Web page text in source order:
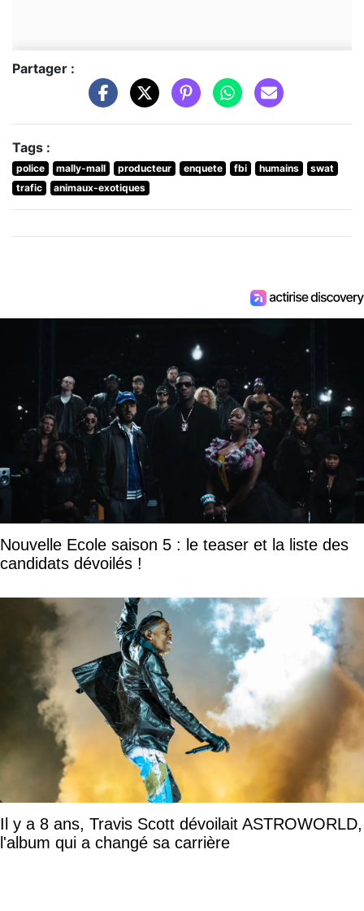
Partager :
Tags :
police mally-mall producteur enquete fbi humains
swat
trafic
animaux-exotiques
Nouvelle Ecole saison 5 : le teaser et la liste des
candidats dévoilés !
Il y a 8 ans, Travis Scott dévoilait ASTROWORLD,
l'album qui a changé sa carrière